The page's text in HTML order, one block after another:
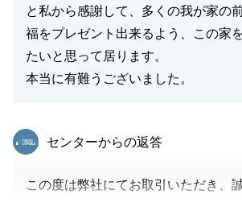
と私から感謝して、多くの我が家の
福をプレゼント出来るよう、この家
たいと思って居ります。
本当に有難うございました。
東急リバブル
センターからの返答
この度は弊社にてお取引いただき、